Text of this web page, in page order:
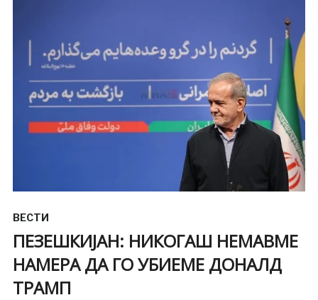
ВЕСТИ
ПЕЗЕШКИЈАН: НИКОГАШ НЕМАВМЕ
НАМЕРА ДА ГО УБИЕМЕ ДОНАЛД
ТРАМП